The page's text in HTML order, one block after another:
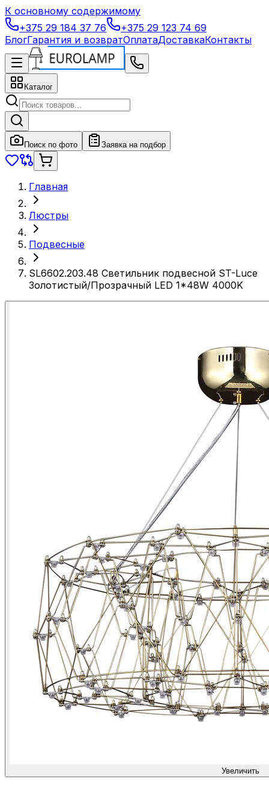
К основному содержимому
+375 29 184 37 76
+375 29 123 74 69
БлогГарантия и возвратОплатаДоставкаКонтакты
Каталог
Поиск по фото Заявка на подбор
Главная
Люстры
Подвесные
SL6602.203.48 Светильник подвесной ST-Luce
Золотистый/Прозрачный LED 1*48W 4000K
Увеличить